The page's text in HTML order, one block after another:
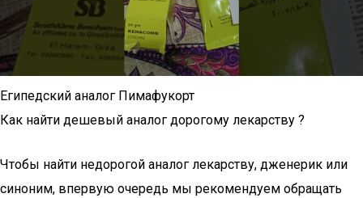
Египедский аналог Пимафукорт
Как найти дешевый аналог дорогому лекарству ?
Чтобы найти недорогой аналог лекарству, дженерик или
синоним, впервую очередь мы рекомендуем обращать